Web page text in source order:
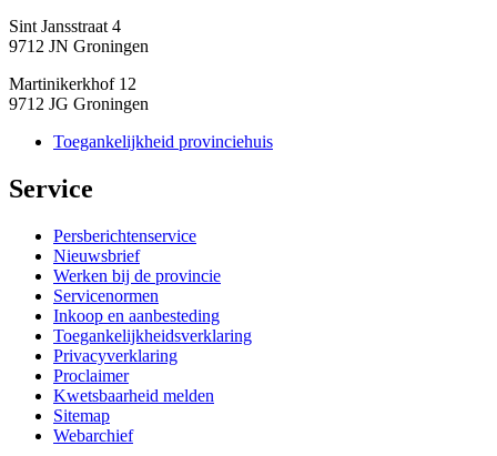
Sint Jansstraat 4
9712 JN Groningen
Martinikerkhof 12
9712 JG Groningen
Toegankelijkheid provinciehuis
Service
Persberichtenservice
Nieuwsbrief
Werken bij de provincie
Servicenormen
Inkoop en aanbesteding
Toegankelijkheidsverklaring
Privacyverklaring
Proclaimer
Kwetsbaarheid melden
Sitemap
Webarchief